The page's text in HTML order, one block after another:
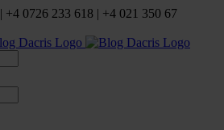
| +4 0726 233 618 | +4 021 350 67